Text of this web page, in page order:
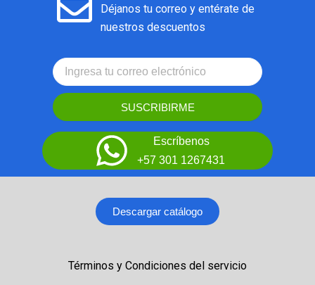
Déjanos tu correo y entérate de
nuestros descuentos
SUSCRIBIRME
Escríbenos
+57 301 1267431
Descargar catálogo
Términos y Condiciones del servicio